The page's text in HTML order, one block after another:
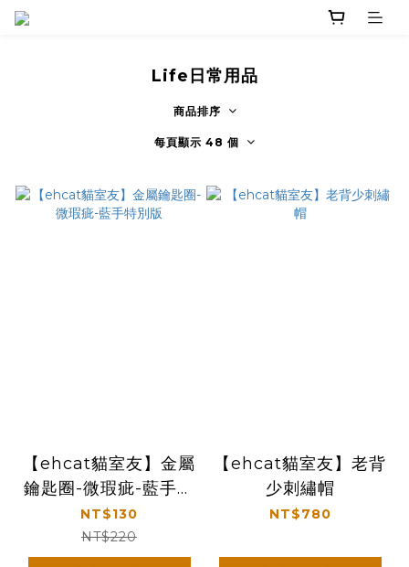
Life日常用品
商品排序
每頁顯示 48 個
【ehcat貓室友】金屬
鑰匙圈-微瑕疵-藍手特
別版
NT$130
NT$220
【ehcat貓室友】老背
少刺繡帽
NT$780